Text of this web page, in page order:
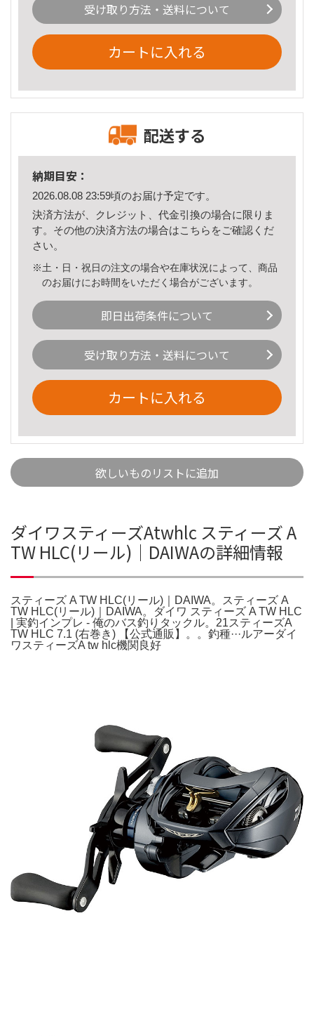
受け取り方法・送料について
カートに入れる
配送する
納期目安：
2026.08.08 23:59頃のお届け予定です。
決済方法が、クレジット、代金引換の場合に限りま
す。その他の決済方法の場合はこちら をご確認くだ
さい。
※土・日・祝日の注文の場合や在庫状況によって、商品
のお届けにお時間をいただく場合がございます。
即日出荷条件について
受け取り方法・送料について
カートに入れる
欲しいものリストに追加
ダイワスティーズAtwhlc スティーズ A
TW HLC(リール)｜DAIWAの詳細情報
スティーズ A TW HLC(リール)｜DAIWA。スティーズ A
TW HLC(リール)｜DAIWA。ダイワ スティーズ A TW HLC
| 実釣インプレ - 俺のバス釣りタックル。21スティーズA
TW HLC 7.1 (右巻き) 【公式通販】。。釣種···ルアーダイ
ワスティーズA tw hlc機関良好